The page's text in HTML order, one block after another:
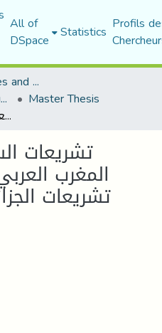
All of
DSpace Statistics Profils
Faculty of Humanities and Social Sciences
Department of Islamic Studies Master Thesis
تشريعات السمعي البصري في المغرب العربي دراسة مقارنة بين تشريعات الجزائر وتونس والمغرب
تشريعات
المغرب
تشريعات